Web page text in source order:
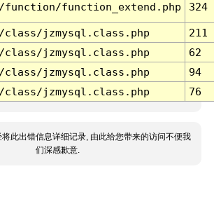
function/function_extend.php 324
class/jzmysql.class.php
211
class/jzmysql.class.php
62
class/jzmysql.class.php
94
class/jzmysql.class.php 76
将此出错信息详细记录, 由此给您带来的访问不便我
们深感歉意.